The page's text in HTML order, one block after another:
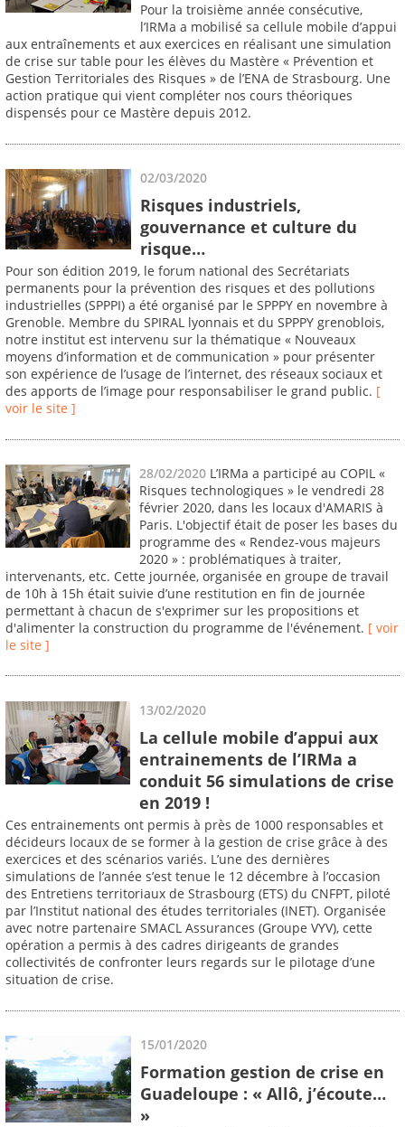
Pour la troisième année consécutive,
l’IRMa a mobilisé sa cellule mobile d’appui
aux entraînements et aux exercices en réalisant une simulation
de crise sur table pour les élèves du Mastère « Prévention et
Gestion Territoriales des Risques » de l’ENA de Strasbourg. Une
action pratique qui vient compléter nos cours théoriques
dispensés pour ce Mastère depuis 2012.
02/03/2020
Risques industriels,
gouvernance et culture du
risque…
Pour son édition 2019, le forum national des Secrétariats
permanents pour la prévention des risques et des pollutions
industrielles (SPPPI) a été organisé par le SPPPY en novembre à
Grenoble. Membre du SPIRAL lyonnais et du SPPPY grenoblois,
notre institut est intervenu sur la thématique « Nouveaux
moyens d’information et de communication » pour présenter
son expérience de l’usage de l’internet, des réseaux sociaux et
des apports de l’image pour responsabiliser le grand public. [
voir le site ]
28/02/2020 L’IRMa a participé au COPIL «
Risques technologiques » le vendredi 28
février 2020, dans les locaux d'AMARIS à
Paris. L'objectif était de poser les bases du
programme des « Rendez-vous majeurs
2020 » : problématiques à traiter,
intervenants, etc. Cette journée, organisée en groupe de travail
de 10h à 15h était suivie d’une restitution en fin de journée
permettant à chacun de s'exprimer sur les propositions et
d'alimenter la construction du programme de l'événement. [ voir
le site ]
13/02/2020
La cellule mobile d’appui aux
entrainements de l’IRMa a
conduit 56 simulations de crise
en 2019 !
Ces entrainements ont permis à près de 1000 responsables et
décideurs locaux de se former à la gestion de crise grâce à des
exercices et des scénarios variés. L’une des dernières
simulations de l’année s’est tenue le 12 décembre à l’occasion
des Entretiens territoriaux de Strasbourg (ETS) du CNFPT, piloté
par l’Institut national des études territoriales (INET). Organisée
avec notre partenaire SMACL Assurances (Groupe VYV), cette
opération a permis à des cadres dirigeants de grandes
collectivités de confronter leurs regards sur le pilotage d’une
situation de crise.
15/01/2020
Formation gestion de crise en
Guadeloupe : « Allô, j’écoute…
»